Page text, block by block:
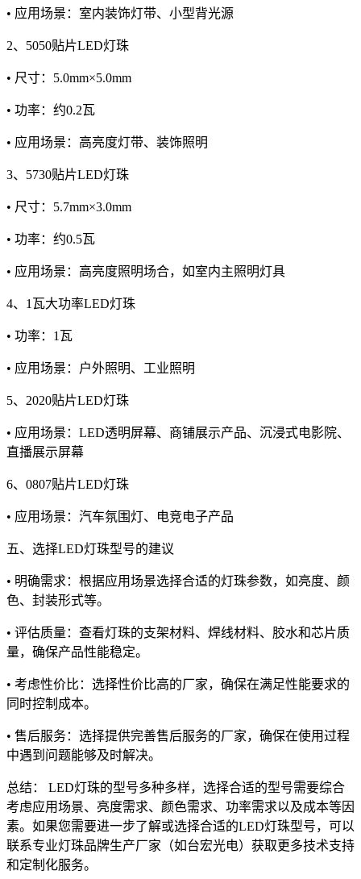
• 应用场景：室内装饰灯带、小型背光源
2、5050贴片LED灯珠
• 尺寸：5.0mm×5.0mm
• 功率：约0.2瓦
• 应用场景：高亮度灯带、装饰照明
3、5730贴片LED灯珠
• 尺寸：5.7mm×3.0mm
• 功率：约0.5瓦
• 应用场景：高亮度照明场合，如室内主照明灯具
4、1瓦大功率LED灯珠
• 功率：1瓦
• 应用场景：户外照明、工业照明
5、2020贴片LED灯珠
• 应用场景：LED透明屏幕、商铺展示产品、沉浸式电影院、
直播展示屏幕
6、0807贴片LED灯珠
• 应用场景：汽车氛围灯、电竞电子产品
五、选择LED灯珠型号的建议
• 明确需求：根据应用场景选择合适的灯珠参数，如亮度、颜
色、封装形式等。
• 评估质量：查看灯珠的支架材料、焊线材料、胶水和芯片质
量，确保产品性能稳定。
• 考虑性价比：选择性价比高的厂家，确保在满足性能要求的
同时控制成本。
• 售后服务：选择提供完善售后服务的厂家，确保在使用过程
中遇到问题能够及时解决。
总结： LED灯珠的型号多种多样，选择合适的型号需要综合
考虑应用场景、亮度需求、颜色需求、功率需求以及成本等因
素。如果您需要进一步了解或选择合适的LED灯珠型号，可以
联系专业灯珠品牌生产厂家（如台宏光电）获取更多技术支持
和定制化服务。